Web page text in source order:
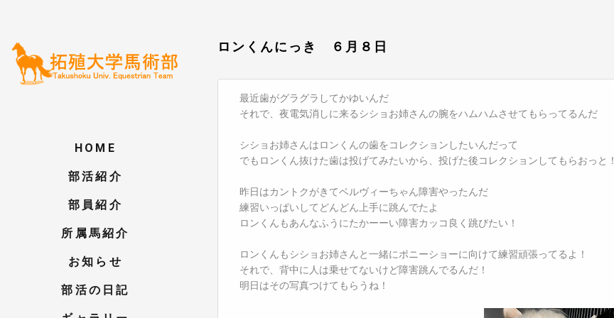
HOME
部活紹介
部員紹介
所属馬紹介
お知らせ
部活の日記
ロンくんにっき ６月８日
最近歯がグラグラしてかゆいんだ
それで、夜電気消しに来るシショお姉さんの腕をハムハムさせてもらってるんだ
シショお姉さんはロンくんの歯をコレクションしたいんだって
でもロンくん抜けた歯は投げてみたいから、投げた後コレクションしてもらおっと！
昨日はカントクがきてベルヴィーちゃん障害やったんだ
練習いっぱいしてどんどん上手に跳んでたよ
ロンくんもあんなふうにたかーーい障害カッコ良く跳びたい！
ロンくんもシショお姉さんと一緒にポニーショーに向けて練習頑張ってるよ！
それで、背中に人は乗せてないけど障害跳んでるんだ！
明日はその写真つけてもらうね！